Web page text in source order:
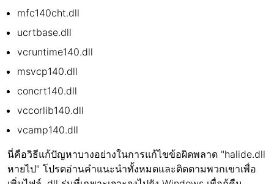
mfc140cht.dll
ucrtbase.dll
vcruntime140.dll
msvcp140.dll
concrt140.dll
vccorlib140.dll
vcamp140.dll
นี่คือวิธีแก้ปัญหาบางอย่างในการแก้ไขข้อผิดพลาด "halide.dll
หายไป" โปรดอ่านคำแนะนำทั้งหมดและติดตามพวกเขาเพื่อ